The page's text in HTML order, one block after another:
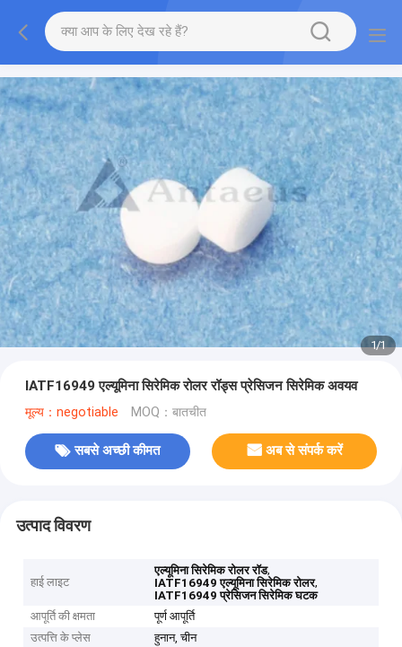
1/1
IATF16949 एल्यूमिना सिरेमिक रोलर रॉड्स प्रेसिजन सिरेमिक अवयव
मूल्य：negotiable MOQ：बातचीत
सबसे अच्छी कीमत अब से संपर्क करें
उत्पाद विवरण
हाई लाइट
एल्यूमिना सिरेमिक रोलर रॉड,
IATF16949 एल्यूमिना सिरेमिक रोलर,
IATF16949 प्रेसिजन सिरेमिक घटक
आपूर्ति की क्षमता
पूर्ण आपूर्ति
उत्पत्ति के प्लेस
हुनान, चीन